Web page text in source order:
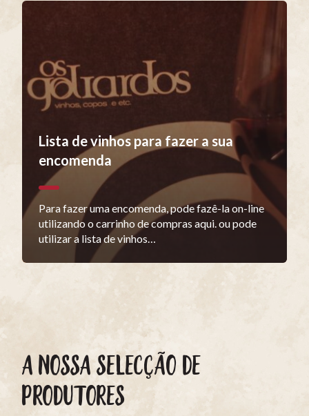
Lista de vinhos para fazer a sua
encomenda
Para fazer uma encomenda, pode fazê-la on-line
utilizando o carrinho de compras aqui. ou pode
utilizar a lista de vinhos…
A NOSSA SELECÇÃO DE
PRODUTORES